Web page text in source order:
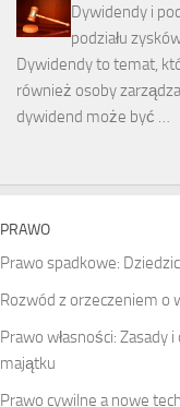
Dywidendy i
podziału
Dywidendy to temat,
również osoby
dywidend może być …
PRAWO
Prawo spadkowe:
Rozwód z orzeczeniem o
Prawo własności: Zasady
majątku
Prawo cywilne a nowe